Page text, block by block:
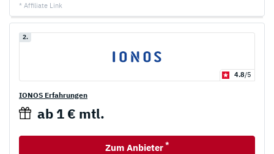
* Affiliate Link
2.
4.8/5
IONOS Erfahrungen
ab 1 € mtl.
Zum Anbieter *